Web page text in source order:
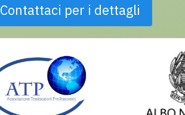
Contattaci per i dettagli